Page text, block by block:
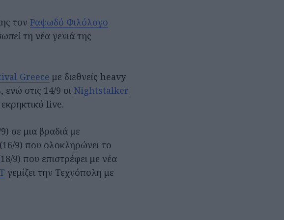
τον Ραψωδό Φιλόλογο
τη νέα γενιά της
Greece με διεθνείς heavy
στις 14/9 οι Nightstalker
live.
σε μια βραδιά με
9) που ολοκληρώνει το
9) που επιστρέφει με νέα
γεμίζει την Τεχνόπολη με